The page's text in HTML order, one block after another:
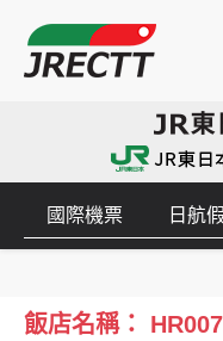
國際機票 日航
飯店名稱：